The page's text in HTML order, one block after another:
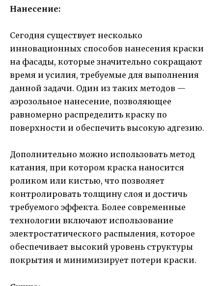
Нанесение:
Сегодня существует несколько
инновационных способов нанесения краски
на фасады, которые значительно сокращают
время и усилия, требуемые для выполнения
данной задачи. Один из таких методов —
аэрозольное нанесение, позволяющее
равномерно распределить краску по
поверхности и обеспечить высокую адгезию.
Дополнительно можно использовать метод
катания, при котором краска наносится
роликом или кистью, что позволяет
контролировать толщину слоя и достичь
требуемого эффекта. Более современные
технологии включают использование
электростатического распыления, которое
обеспечивает высокий уровень структуры
покрытия и минимизирует потери краски.